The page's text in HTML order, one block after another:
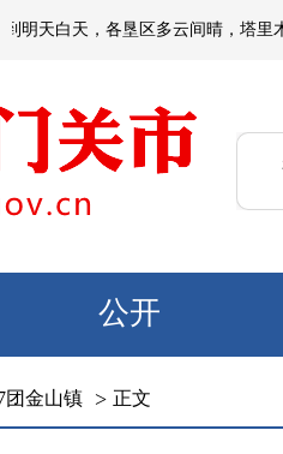
明天白天，各垦区多云间晴，塔里
公开
团金山镇 > 正文